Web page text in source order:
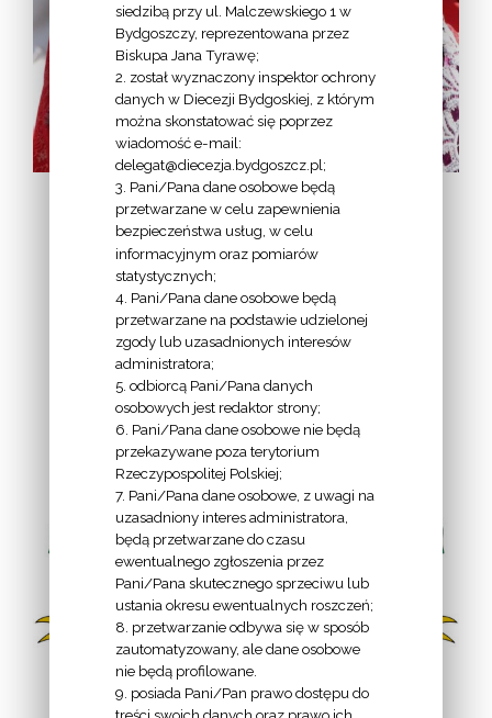
siedzibą przy ul. Malczewskiego 1 w
Bydgoszczy, reprezentowana przez
Biskupa Jana Tyrawę;
2. został wyznaczony inspektor ochrony
danych w Diecezji Bydgoskiej, z którym
można skonstatować się poprzez
wiadomość e-mail:
delegat@diecezja.bydgoszcz.pl;
3. Pani/Pana dane osobowe będą
przetwarzane w celu zapewnienia
bezpieczeństwa usług, w celu
informacyjnym oraz pomiarów
statystycznych;
4. Pani/Pana dane osobowe będą
przetwarzane na podstawie udzielonej
zgody lub uzasadnionych interesów
administratora;
5. odbiorcą Pani/Pana danych
osobowych jest redaktor strony;
6. Pani/Pana dane osobowe nie będą
przekazywane poza terytorium
Rzeczypospolitej Polskiej;
7. Pani/Pana dane osobowe, z uwagi na
uzasadniony interes administratora,
będą przetwarzane do czasu
ewentualnego zgłoszenia przez
Pani/Pana skutecznego sprzeciwu lub
ustania okresu ewentualnych roszczeń;
8. przetwarzanie odbywa się w sposób
zautomatyzowany, ale dane osobowe
nie będą profilowane.
9. posiada Pani/Pan prawo dostępu do